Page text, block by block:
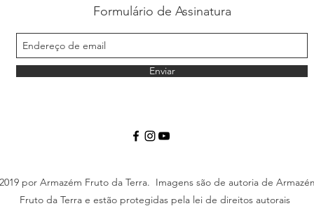
Formulário de Assinatura
Enviar
por Armazém Fruto da Terra. Imagens são de autoria de
Fruto da Terra e estão protegidas pela lei de direitos autorais